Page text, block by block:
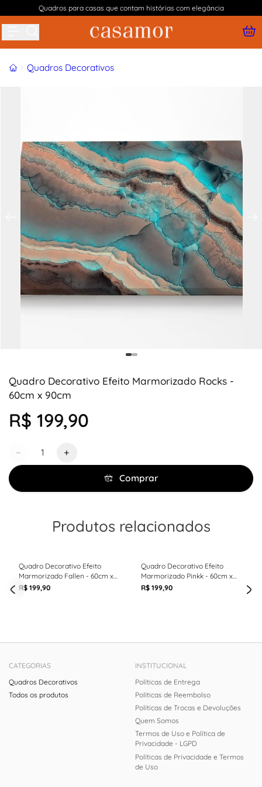
Quadros para casas que contam histórias com elegância
InícioQuadros Decorativos
Quadro Decorativo Efeito Marmorizado Rocks -
60cm x 90cm
R$ 199,90
− +
Comprar
Produtos relacionados
Quadro Decorativo Efeito
Marmorizado Fallen - 60cm x
90cm
R$ 199,90
Quadro Decorativo Efeito
Marmorizado Pinkk - 60cm x
90cm
R$ 199,90
CATEGORIAS
Quadros Decorativos
Todos os produtos
INSTITUCIONAL
Políticas de Entrega
Políticas de Reembolso
Políticas de Trocas e Devoluções
Quem Somos
Termos de Uso e Política de
Privacidade - LGPD
Políticas de Privacidade e Termos
de Uso